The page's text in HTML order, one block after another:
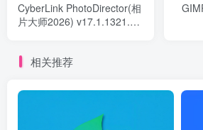
CyberLink PhotoDirector(相
片大师2026) v17.1.1321.0
相关推荐